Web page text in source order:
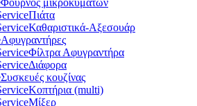
Φούρνος μικροκυμάτων
Πιάτα
Καθαριστικά-Αξεσουάρ
Αφυγραντήρες
Φίλτρα Αφυγραντήρα
Διάφορα
Συσκευές κουζίνας
Κοπτήρια (multi)
Μίξερ